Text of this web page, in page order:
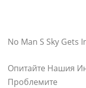
No Man S Sky Gets
Опитайте Нашия
Проблемите